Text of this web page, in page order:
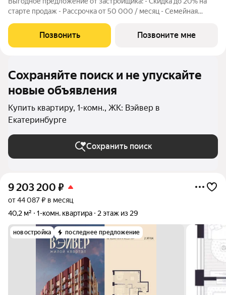
старте продаж - Рассрочка от 50 000 / месяц - Семейная
1-комнатной квартиры в Жилом квартале Вэйвер от
Девелоперской компании Люди,
Позвонить Позвоните мне
Сохраняйте поиск и не упускайте
новые объявления
Купить квартиру, 1-комн., ЖК: Вэйвер в
Екатеринбурге
Сохранить поиск
9 203 200 ₽
от 44 087 ₽ в месяц
40,2 м²
1-комн. квартира 2 этаж из 29
новостройка последнее предложение